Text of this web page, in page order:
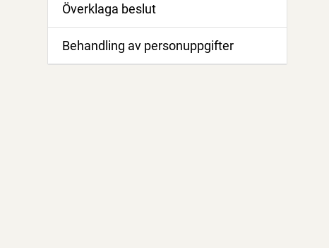
Överklaga beslut
Behandling av personuppgifter